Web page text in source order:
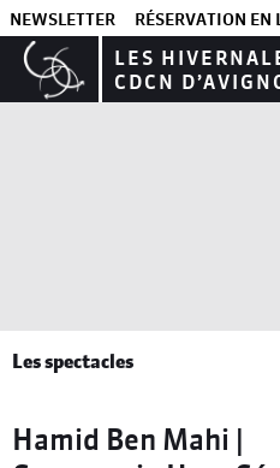
NEWSLETTER RÉSERVATION EN
LES
CDCN
Les spectacles
Hamid Ben Mahi |